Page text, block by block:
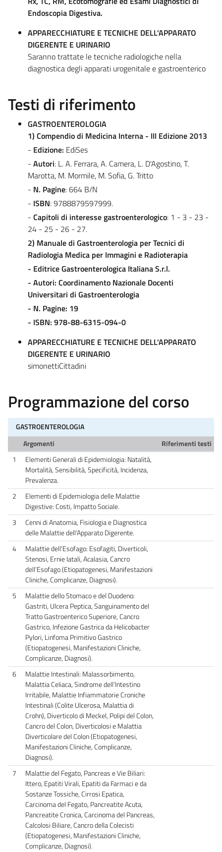
Endoscopia Digestiva.
APPARECCHIATURE E TECNICHE DELL'APPARATO
DIGERENTE E URINARIO
Saranno trattate le tecniche radiologiche nella
diagnostica degli apparati urogenitale e gastroenterico
Testi di riferimento
GASTROENTEROLOGIA
1) Compendio di Medicina Interna - III Edizione 2013
- Edizione: EdiSes
- Autori: L. A. Ferrara, A. Camera, L. D'Agostino, T.
Marotta, M. Mormile, M. Sofia, G. Tritto
- N. Pagine: 664 B/N
- ISBN: 9788879597999.
- Capitoli di interesse gastroenterologico: 1 - 3 - 23 -
24 - 25 - 26 - 27.
2) Manuale di Gastroenterologia per Tecnici di
Radiologia Medica per Immagini e Radioterapia
- Editrice Gastroenterologica Italiana S.r.l.
- Autori: Coordinamento Nazionale Docenti
Universitari di Gastroenterologia
- N. Pagine: 19
- ISBN: 978-88-6315-094-0
APPARECCHIATURE E TECNICHE DELL'APPARATO
DIGERENTE E URINARIO
simonettiCittadini
Programmazione del corso
GASTROENTEROLOGIA
Argomenti
Riferimenti testi
1
Elementi Generali di Epidemiologia: Natalità,
Mortalità, Sensibilità, Specificità, Incidenza,
Prevalenza.
2
Elementi di Epidemiologia delle Malattie
Digestive: Costi, Impatto Sociale.
3
Cenni di Anatomia, Fisiologia e Diagnostica
delle Malattie dell’Apparato Digerente.
4
Malattie dell’Esofago: Esofagiti, Diverticoli,
Stenosi, Ernie Iatali, Acalasia, Cancro
dell’Esofago (Etiopatogenesi, Manifestazioni
Cliniche, Complicanze, Diagnosi).
5
Malattie dello Stomaco e del Duodeno:
Gastriti, Ulcera Peptica, Sanguinamento del
Tratto Gastroenterico Superiore, Cancro
Gastrico, Infezione Gastrica da Helicobacter
Pylori, Linfoma Primitivo Gastrico
(Etiopatogenesi, Manifestazioni Cliniche,
Complicanze, Diagnosi).
6
Malattie Intestinali: Malassorbimento,
Malattia Celiaca, Sindrome dell’Intestino
Irritabile, Malattie Infiammatorie Croniche
Intestinali (Colite Ulcerosa, Malattia di
Crohn), Diverticolo di Meckel, Polipi del Colon,
Cancro del Colon, Diverticolosi e Malattia
Diverticolare del Colon (Etiopatogenesi,
Manifestazioni Cliniche, Complicanze,
Diagnosi).
7
Malattie del Fegato, Pancreas e Vie Biliari:
Ittero, Epatiti Virali, Epatiti da Farmaci e da
Sostanze Tossiche, Cirrosi Epatica,
Carcinoma del Fegato, Pancreatite Acuta,
Pancreatite Cronica, Carcinoma del Pancreas,
Calcolosi Biliare, Cancro della Colecisti
(Etiopatogenesi, Manifestazioni Cliniche,
Complicanze, Diagnosi).